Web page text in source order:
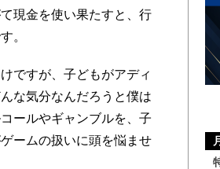
現金を使い果たすと、行
。
ですが、子どもがアディ
な気分なんだろうと僕は
ールやギャンブルを、子
ームの扱いに頭を悩ませ